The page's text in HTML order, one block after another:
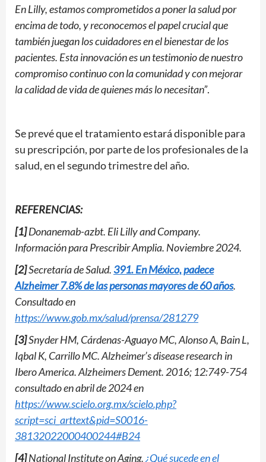
En Lilly, estamos comprometidos a poner la salud por
encima de todo, y reconocemos el papel crucial que
también juegan los cuidadores en el bienestar de los
pacientes. Esta innovación es un testimonio de nuestro
compromiso continuo con la comunidad y con mejorar
la calidad de vida de quienes más lo necesitan”.
Se prevé que el tratamiento estará disponible para
su prescripción, por parte de los profesionales de la
salud, en el segundo trimestre del año.
REFERENCIAS:
[1]Donanemab-azbt. Eli Lilly and Company.
Información para Prescribir Amplia. Noviembre 2024.
[2]Secretaría de Salud. 391. En México, padece
Alzheimer 7.8% de las personas mayores de 60 años.
Consultado en
https://www.gob.mx/salud/prensa/281279
[3]Snyder HM, Cárdenas-Aguayo MC, Alonso A, Bain L,
Iqbal K, Carrillo MC. Alzheimer’s disease research in
Ibero America. Alzheimers Dement. 2016; 12:749-754
consultado en abril de 2024 en
https://www.scielo.org.mx/scielo.php?
script=sci_arttext&pid=S0016-
38132022000400244#B24
[4]National Institute on Aging.¿Qué sucede en el